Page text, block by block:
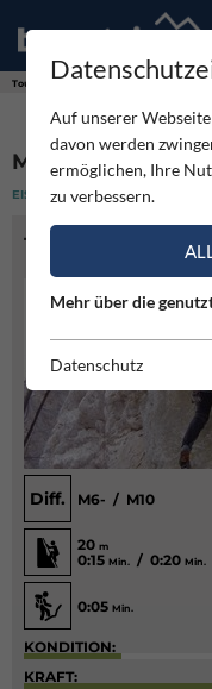
Touren
MIXEDLAND
EISKLETTERN MITTEL
TOURENINFO
Diff. M6- / M10
20 m
0:15 Min. / 0:20 Min.
0:05 Min.
KONDITION:
KRAFT:
Auf unserer
davon werden
ermöglichen, Ihre
zu verbessern.
Mehr über die
Datenschutz